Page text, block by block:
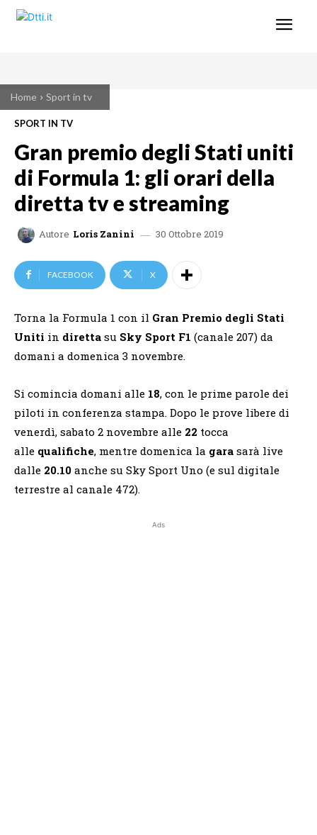
Home Sport in tv
SPORT IN TV
Gran premio degli Stati uniti
di Formula 1: gli orari della
diretta tv e streaming
Autore Loris Zanini 30 Ottobre 2019
FACEBOOK X
Torna la Formula 1 con il Gran Premio degli Stati
Uniti in diretta su Sky Sport F1 (canale 207) da
domani a domenica 3 novembre.
Si comincia domani alle 18, con le prime parole dei
piloti in conferenza stampa. Dopo le prove libere di
venerdì, sabato 2 novembre alle 22 tocca
alle qualifiche, mentre domenica la gara sarà live
dalle 20.10 anche su Sky Sport Uno (e sul digitale
terrestre al canale 472).
Ads